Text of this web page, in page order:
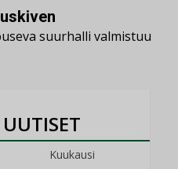
suurhalli valmistuu
Kuukausi